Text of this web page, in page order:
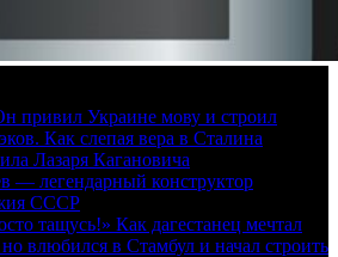
привил Украине мову и строил
Как слепая вера в Сталина
Лазаря Кагановича
— легендарный конструктор
СССР
тащусь!» Как дагестанец мечтал
влюбился в Стамбул и начал строить